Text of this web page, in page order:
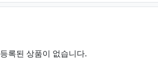
등록된 상품이 없습니다.